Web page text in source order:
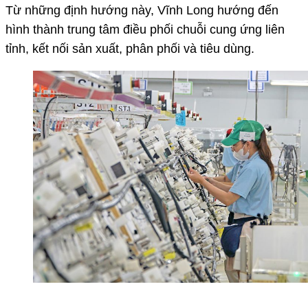
Từ những định hướng này, Vĩnh Long hướng đến
hình thành trung tâm điều phối chuỗi cung ứng liên
tỉnh, kết nối sản xuất, phân phối và tiêu dùng.